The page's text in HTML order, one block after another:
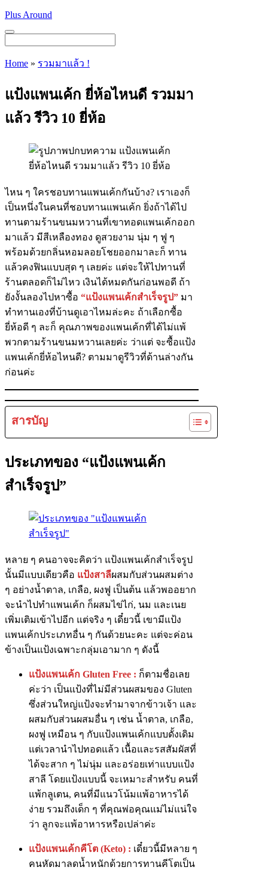
Skip
content
Plus Around
Menu
Home » รวมมาแล้ว !
แป้งแพนเค้ก ยี่ห้อไหนดี รวมมา
แล้ว รีวิว 10 ยี่ห้อ
ไหน ๆ ใครชอบทานแพนเค้กกันบ้าง? เราเองก็
เป็นหนึ่งในคนที่ชอบทานแพนเค้ก ยิ่งถ้าได้ไป
ทานตามร้านขนมหวานที่เขาทอดแพนเค้กออก
มาแล้ว มีสีเหลืองทอง ดูสวยงาม นุ่ม ๆ ฟู ๆ
พร้อมด้วยกลิ่นหอมลอยโชยออกมาละก็ ทาน
แล้วคงฟินแบบสุด ๆ เลยค่ะ แต่จะให้ไปทานที่
ร้านตลอดก็ไม่ไหว เงินได้หมดกันก่อนพอดี ถ้า
ยังงั้นลองไปหาซื้อ “แป้งแพนเค้กสำเร็จรูป” มา
ทำทานเองที่บ้านดูเอาไหมล่ะคะ ถ้าเลือกซื้อ
ยี่ห้อดี ๆ ละก็ คุณภาพของแพนเค้กที่ได้ไม่แพ้
พวกตามร้านขนมหวานเลยค่ะ ว่าแต่ จะซื้อแป้ง
แพนเค้กยี่ห้อไหนดี? ตามมาดูรีวิวที่ด้านล่างกัน
ก่อนค่ะ
สารบัญ
ประเภทของ “แป้งแพนเค้ก
สำเร็จรูป”
หลาย ๆ คนอาจจะคิดว่า แป้งแพนเค้กสำเร็จรูป
นั้นมีแบบเดียวคือ แป้งสาลีผสมกับส่วนผสมต่าง
ๆ อย่างน้ำตาล, เกลือ, ผงฟู เป็นต้น แล้วพออยาก
จะนำไปทำแพนเค้ก ก็ผสมไข่ไก่, นม และเนย
เพิ่มเติมเข้าไปอีก แต่จริง ๆ เดี๋ยวนี้ เขามีแป้ง
แพนเค้กประเภทอื่น ๆ กันด้วยนะคะ แต่จะค่อน
ข้างเป็นแป้งเฉพาะกลุ่มเอามาก ๆ ดังนี้
แป้งแพนเค้ก Gluten Free : ก็ตามชื่อเลย
ค่ะว่า เป็นแป้งที่ไม่มีส่วนผสมของ Gluten
ซึ่งส่วนใหญ่แป้งจะทำมาจากข้าวเจ้า และ
ผสมกับส่วนผสมอื่น ๆ เช่น น้ำตาล, เกลือ,
ผงฟู เหมือน ๆ กับแป้งแพนเค้กแบบดั้งเดิม
แต่เวลานำไปทอดแล้ว เนื้อและรสสัมผัสที่
ได้จะสาก ๆ ไม่นุ่ม และอร่อยเท่าแบบแป้ง
สาลี โดยแป้งแบบนี้ จะเหมาะสำหรับ คนที่
แพ้กลูเตน, คนที่มีแนวโน้มแพ้อาหารได้
ง่าย รวมถึงเด็ก ๆ ที่คุณพ่อคุณแม่ไม่แน่ใจ
ว่า ลูกจะแพ้อาหารหรือเปล่าค่ะ
แป้งแพนเค้กคีโต (Keto) : เดี๋ยวนี้มีหลาย ๆ
คนหัดมาลดน้ำหนักด้วยการทานคีโตเป็น